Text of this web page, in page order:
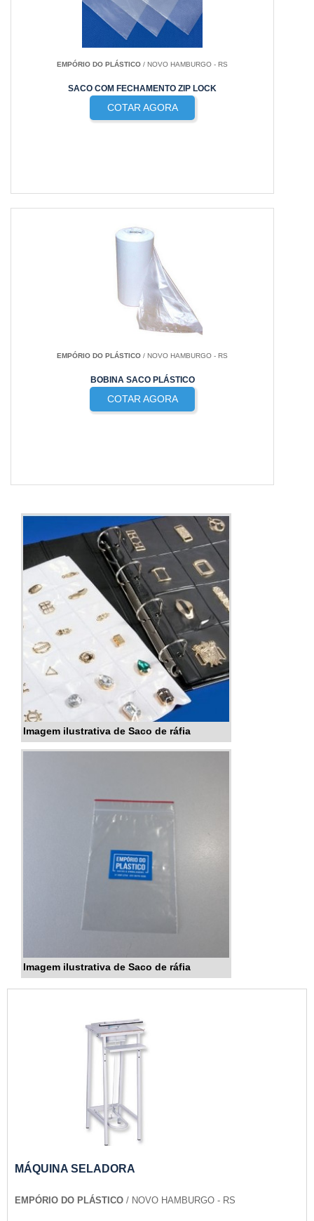
EMPÓRIO DO PLÁSTICO / NOVO HAMBURGO - RS
SACO COM FECHAMENTO ZIP LOCK
COTAR AGORA
EMPÓRIO DO PLÁSTICO / NOVO HAMBURGO - RS
BOBINA SACO PLÁSTICO
COTAR AGORA
Imagem ilustrativa de Saco de ráfia
Imagem ilustrativa de Saco de ráfia
MÁQUINA SELADORA
EMPÓRIO DO PLÁSTICO / NOVO HAMBURGO - RS